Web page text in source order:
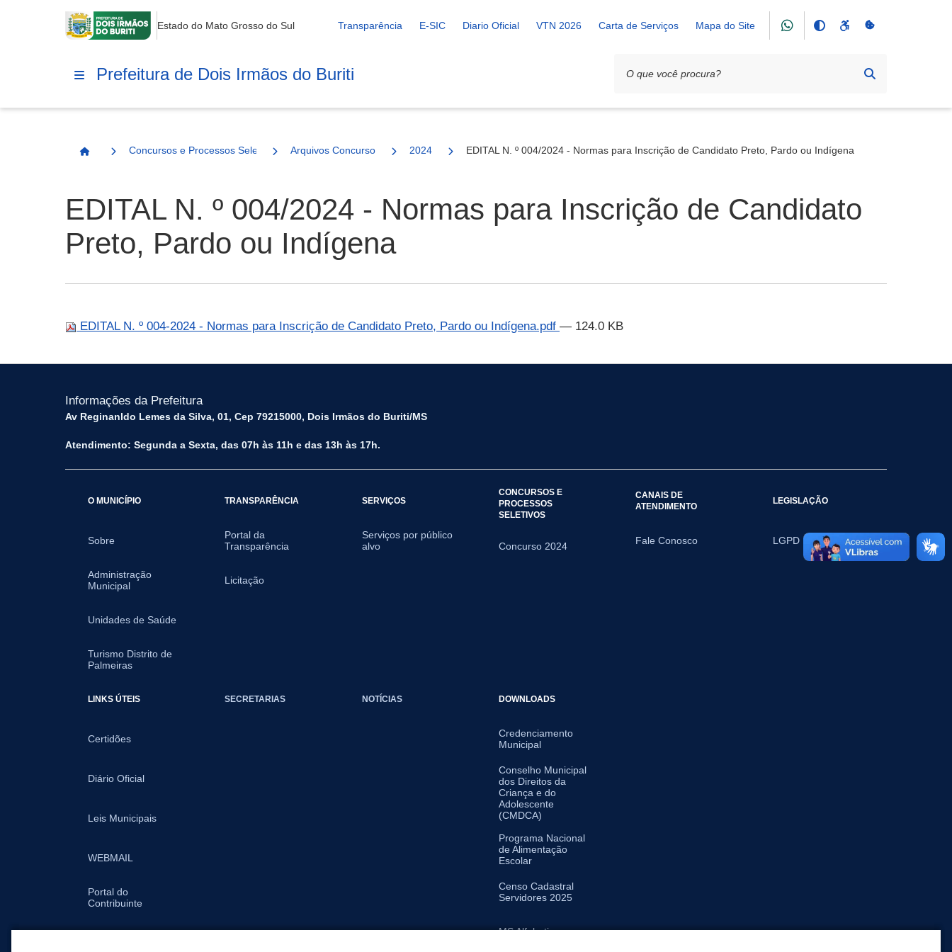
Estado do Mato Grosso do Sul Transparência E-SIC Diario Oficial VTN 2026 Carta de Serviços Mapa do Site
Prefeitura de Dois Irmãos do Buriti
Página Inicial
Concursos e Processos Seletivos Arquivos Concurso 2024 EDITAL N. º 004/2024 - Normas para Inscrição de Candidato Preto, Pardo ou Indígena
EDITAL N. º 004/2024 - Normas para Inscrição de Candidato
Preto, Pardo ou Indígena
EDITAL N. º 004-2024 - Normas para Inscrição de Candidato Preto, Pardo ou Indígena.pdf — 124.0 KB
Informações da Prefeitura
Av Reginanldo Lemes da Silva, 01, Cep 79215000, Dois Irmãos do Buriti/MS
Atendimento: Segunda a Sexta, das 07h às 11h e das 13h às 17h.
O MUNICÍPIO
Sobre
Administração
Municipal
Unidades de Saúde
Turismo Distrito de
Palmeiras
TRANSPARÊNCIA
Portal da
Transparência
Licitação
SERVIÇOS
Serviços por público
alvo
CONCURSOS E
PROCESSOS
SELETIVOS
Concurso 2024
CANAIS DE
ATENDIMENTO
Fale Conosco
LEGISLAÇÃO
LGPD
LINKS ÚTEIS
Certidões
Diário Oficial
Leis Municipais
WEBMAIL
Portal do
Contribuinte
SECRETARIAS NOTÍCIAS DOWNLOADS
Credenciamento
Municipal
Conselho Municipal
dos Direitos da
Criança e do
Adolescente
(CMDCA)
Programa Nacional
de Alimentação
Escolar
Censo Cadastral
Servidores 2025
MS Alfabetiza